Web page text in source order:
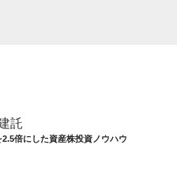
託
倍にした資産株投資ノウハウ